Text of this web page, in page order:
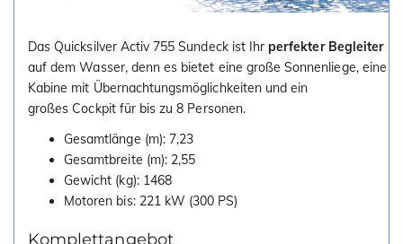
Das Quicksilver Activ 755 Sundeck ist Ihrperfekter Begleiter
auf dem Wasser, denn es bietet eine große Sonnenliege, eine
Kabine mit Übernachtungsmöglichkeiten und ein
großes Cockpit für bis zu 8 Personen.
Gesamtlänge (m): 7,23
Gesamtbreite (m): 2,55
Gewicht (kg): 1468
Motoren bis: 221 kW (300 PS)
Komplettangebot